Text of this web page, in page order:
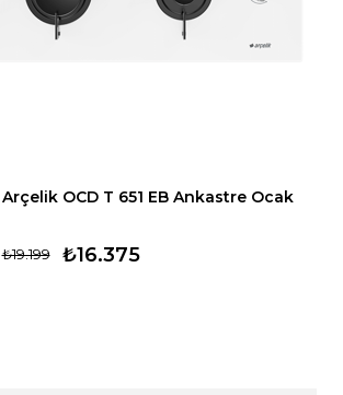
Arçelik OCD T 651 EB Ankastre Ocak
₺16.375
₺19.199